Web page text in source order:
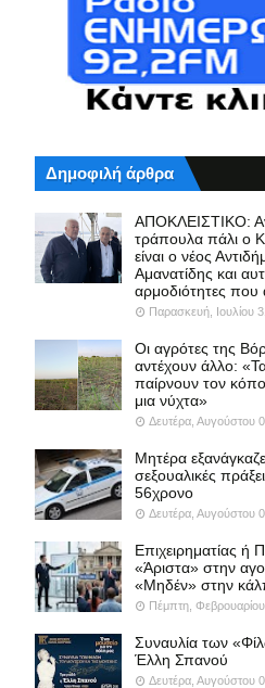
Δημοφιλή άρθρα
ΑΠΟΚΛΕΙΣΤΙΚΟ:
τράπουλα πάλι ο
είναι ο νέος
Αμανατίδης και
αρμοδιότητες που
Παρασκευή, Ιουλίου
Οι αγρότες της
αντέχουν άλλο:
παίρνουν τον
μια νύχτα»
Δευτέρα, Αυγούστου
Μητέρα
σεξουαλικές
56χρονο
Δευτέρα, Αυγούστου
Επιχειρηματίας ή
«Άριστα» στην
«Μηδέν» στην
Πέμπτη,
Συναυλία των
Έλλη Σπανού
Δευτέρα, Αυγούστου